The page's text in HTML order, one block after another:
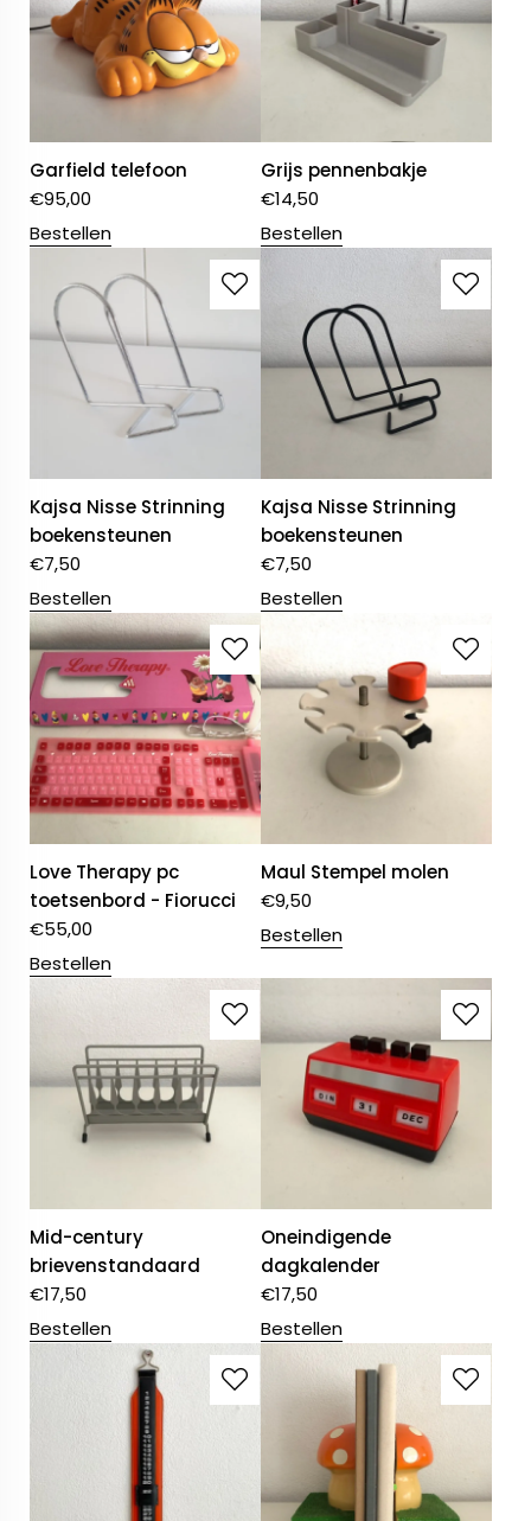
Garfield telefoon
€95,00
Bestellen
Grijs pennenbakje
€14,50
Bestellen
Kajsa Nisse Strinning
boekensteunen
€7,50
Bestellen
Kajsa Nisse Strinning
boekensteunen
€7,50
Bestellen
Love Therapy pc
toetsenbord - Fiorucci
€55,00
Bestellen
Maul Stempel molen
€9,50
Bestellen
Mid-century
brievenstandaard
€17,50
Bestellen
Oneindigende
dagkalender
€17,50
Bestellen